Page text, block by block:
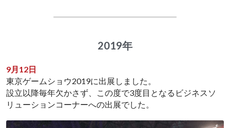
2019年
9月12日
東京ゲームショウ2019に出展しました。
設立以降毎年欠かさず、この度で3度目となるビジネスソ
リューションコーナーへの出展でした。